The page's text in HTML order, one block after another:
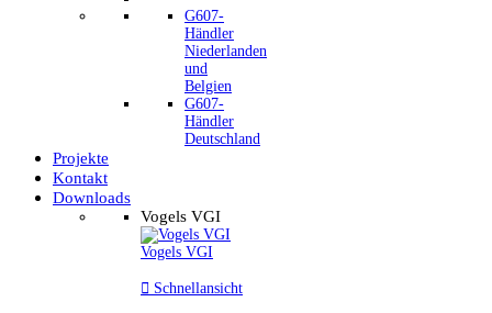
G607-
Händler
Niederlanden
und
Belgien
G607-
Händler
Deutschland
Projekte
Kontakt
Downloads
Vogels VGI
Vogels VGI
 Schnellansicht